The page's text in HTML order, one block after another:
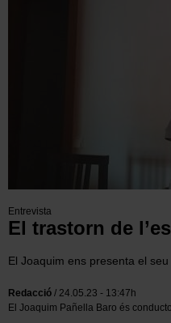
Entrevista
El trastorn de
El Joaquim ens presenta el
Redacció / 24.05.23 - 13:47h
El Joaquim Pañella Baro és